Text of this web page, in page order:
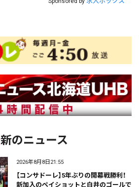
最新のニュース
2026年8月8日21:55
【コンサドーレ】5年ぶりの開幕戦勝利！
新加入のペイショットと白井のゴールで